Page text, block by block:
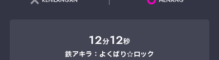
12分12秒
鉄アキラ：よくばり☆ロック